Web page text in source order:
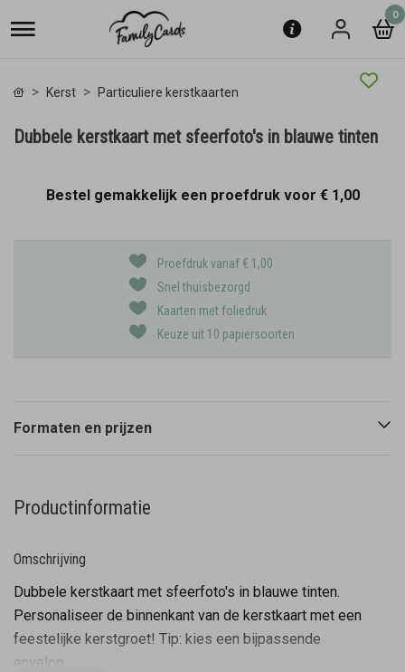
0
Kerst Particuliere kerstkaarten
Dubbele kerstkaart met sfeerfoto's in blauwe tinten
Bestel gemakkelijk een proefdruk voor € 1,00
Proefdruk vanaf € 1,00
Snel thuisbezorgd
Kaarten met foliedruk
Keuze uit 10 papiersoorten
Formaten en prijzen
Productinformatie
Omschrijving
Dubbele kerstkaart met sfeerfoto's in blauwe tinten.
Personaliseer de binnenkant van de kerstkaart met een
feestelijke kerstgroet! Tip: kies een bijpassende
envelop.